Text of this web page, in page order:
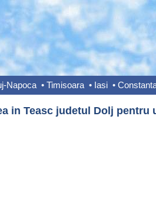
Napoca • Timisoara • Iasi •
in Teasc judetul Dolj pentru